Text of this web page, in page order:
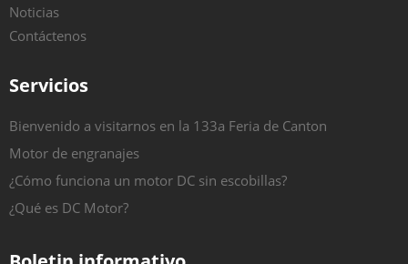
Noticias
Contáctenos
Servicios
Bienvenido a visitarnos en la 133a Feria de Canton
Motor de engranajes
¿Cómo funciona un motor DC sin escobillas?
¿Qué es DC Motor?